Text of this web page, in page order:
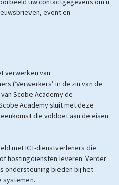
event en
verwerken van
(‘Verwerkers’ in de zin van de
Scobe Academy de
Academy sluit met deze
die voldoet aan de eisen
met ICT-dienstverleners die
hostingdiensten leveren. Verder
ondersteuning bieden bij het
systemen.